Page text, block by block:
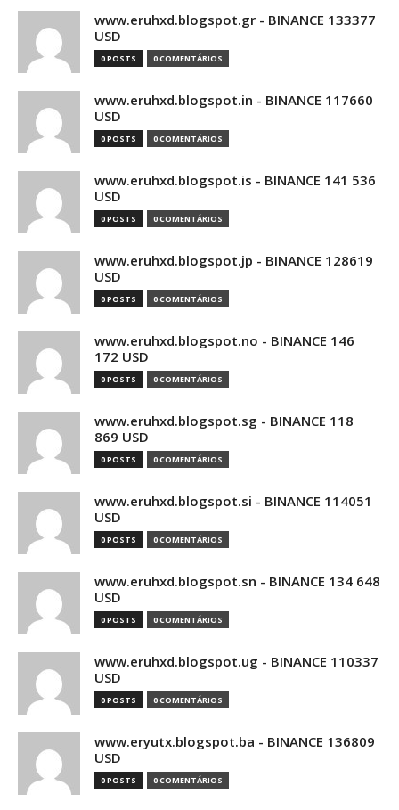
www.eruhxd.blogspot.gr - BINANCE 133377
USD
0 POSTS 0 COMENTÁRIOS
www.eruhxd.blogspot.in - BINANCE 117660
USD
0 POSTS 0 COMENTÁRIOS
www.eruhxd.blogspot.is - BINANCE 141 536
USD
0 POSTS 0 COMENTÁRIOS
www.eruhxd.blogspot.jp - BINANCE 128619
USD
0 POSTS 0 COMENTÁRIOS
www.eruhxd.blogspot.no - BINANCE 146
172 USD
0 POSTS 0 COMENTÁRIOS
www.eruhxd.blogspot.sg - BINANCE 118
869 USD
0 POSTS 0 COMENTÁRIOS
www.eruhxd.blogspot.si - BINANCE 114051
USD
0 POSTS 0 COMENTÁRIOS
www.eruhxd.blogspot.sn - BINANCE 134 648
USD
0 POSTS 0 COMENTÁRIOS
www.eruhxd.blogspot.ug - BINANCE 110337
USD
0 POSTS 0 COMENTÁRIOS
www.eryutx.blogspot.ba - BINANCE 136809
USD
0 POSTS 0 COMENTÁRIOS